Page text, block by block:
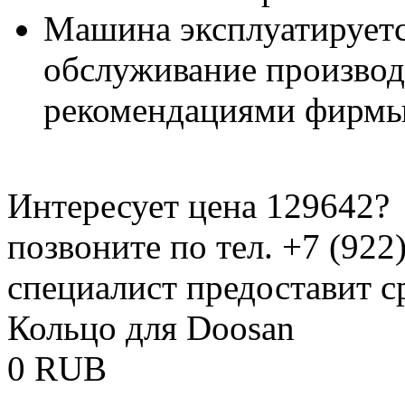
Машина
обслуживание
рекомендациями
Интересует цена 129642?
позвоните по тел. +7
специалист предоставит
Кольцо для Doosan
0 RUB